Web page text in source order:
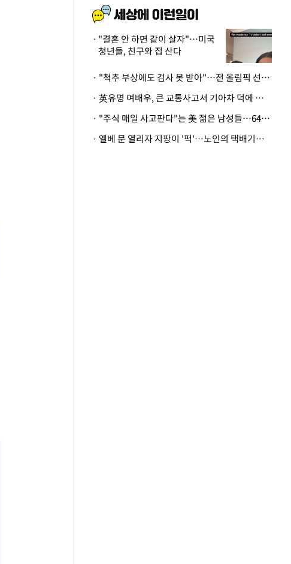
"결혼 안 하면 같이 살자"…미국
청년들, 친구와 집 산다
· "척추 부상에도 검사 못 받아"…전 올림픽 선수, 美봅슬레이협회 상대 소송
· 英유명 여배우, 큰 교통사고서 기아차 덕에 살았다
· "주식 매일 사고판다"는 美 젊은 남성들…64%가 "나는 인생의 패배자“
· 엘베 문 열리자 지팡이 '퍽'…노인의 택배기사 폭행 이유